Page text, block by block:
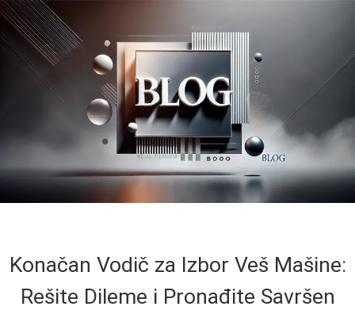
Konačan Vodič za Izbor Veš Mašine:
Rešite Dileme i Pronađite Savršen